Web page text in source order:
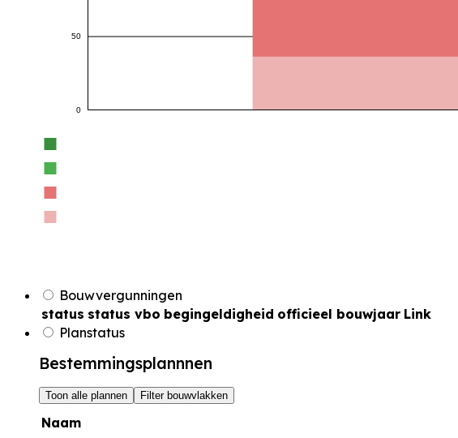
0
50
Bouwvergunningen
status status vbo begingeldigheid officieel bouwjaar Link
Planstatus
Bestemmingsplannnen
Toon alle plannen Filter bouwvlakken
Naam